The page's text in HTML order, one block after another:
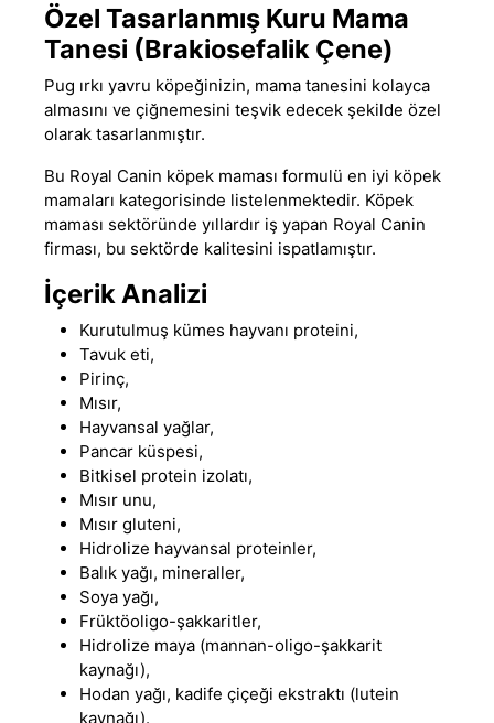
Özel Tasarlanmış Kuru Mama
Tanesi (Brakiosefalik Çene)
Pug ırkı yavru köpeğinizin, mama tanesini kolayca
almasını ve çiğnemesini teşvik edecek şekilde özel
olarak tasarlanmıştır.
Bu Royal Canin köpek maması formulü en iyi köpek
mamaları kategorisinde listelenmektedir. Köpek
maması sektöründe yıllardır iş yapan Royal Canin
firması, bu sektörde kalitesini ispatlamıştır.
İçerik Analizi
Kurutulmuş kümes hayvanı proteini,
Tavuk eti,
Pirinç,
Mısır,
Hayvansal yağlar,
Pancar küspesi,
Bitkisel protein izolatı,
Mısır unu,
Mısır gluteni,
Hidrolize hayvansal proteinler,
Balık yağı, mineraller,
Soya yağı,
Früktöoligo-şakkaritler,
Hidrolize maya (mannan-oligo-şakkarit
kaynağı),
Hodan yağı, kadife çiçeği ekstraktı (lutein
kaynağı).